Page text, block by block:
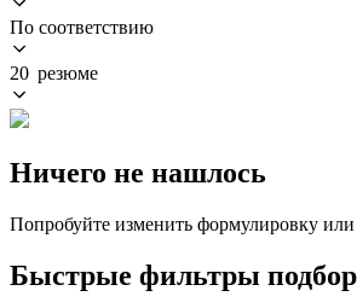
По соответствию
20 резюме
Ничего не нашлось
Попробуйте изменить формулировку
Быстрые фильтры